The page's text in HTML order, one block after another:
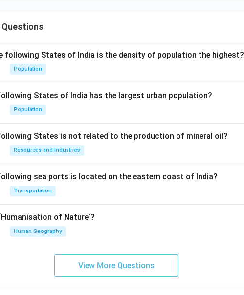
Questions
following States of India is the density of population the highest?
Population
States of India has the largest urban population?
Population
States is not related to the production of mineral oil?
Resources and Industries
sea ports is located on the eastern coast of India?
Transportation
of Nature’?
Human Geography
View More Questions